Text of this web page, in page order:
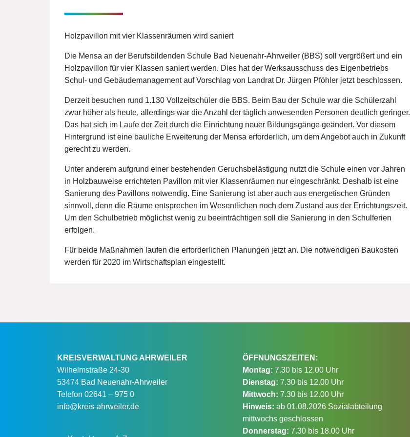
Holzpavillon mit vier Klassenräumen wird saniert
Die Mensa an der Berufsbildenden Schule Bad Neuenahr-Ahrweiler (BBS) soll vergrößert und ein
Holzpavillon für vier Klassen saniert werden. Dies hat der Werksausschuss des Eigenbetriebs
Schul- und Gebäudemanagement auf Vorschlag von Landrat Dr. Jürgen Pföhler jetzt beschlossen.
Derzeit besuchen rund 1.130 Vollzeitschüler die BBS. Beim Bau der Schule war die Schülerzahl
zwar höher als heute, allerdings war die Anzahl der täglich anwesenden Personen deutlich geringer.
Das hat sich im Laufe der Zeit durch die Einrichtung neuer Bildungsgänge geändert. Vor diesem
Hintergrund ist eine bauliche Erweiterung der Mensa erforderlich, um dem Angebot auch in Zukunft
gerecht zu werden.
Unter anderem aufgrund einer bestehenden Geruchsbelästigung nutzt die Schule einen vor Jahren
in Holzbauweise errichteten Pavillon mit vier Klassenräumen nur eingeschränkt. Deshalb ist eine
Sanierung des Pavillons notwendig. Eine Sanierung ist aber auch aus energetischen Gründen
sinnvoll, denn die Räume entsprechen im Wesentlichen noch dem Zustand aus der Errichtungszeit.
Um den Schulbetrieb möglichst wenig zu beeinträchtigen soll die Sanierung in den Schulferien
erfolgen.
Für beide Maßnahmen laufen die erforderlichen Planungen jetzt an. Die notwendigen Baukosten
werden für 2020 im Wirtschaftsplan eingestellt.
KREISVERWALTUNG AHRWEILER
Wilhelmstraße 24-30
53474 Bad Neuenahr-Ahrweiler
Telefon 02641 – 975 0
info@kreis-ahrweiler.de
ÖFFNUNGSZEITEN:
Montag: 7.30 bis 12.00 Uhr
Dienstag: 7.30 bis 12.00 Uhr
Mittwoch: 7.30 bis 12.00 Uhr
Hinweis: ab 01.08.2026 Sozialabteilung
mittwochs geschlossen
Donnerstag: 7.30 bis 18.00 Uhr